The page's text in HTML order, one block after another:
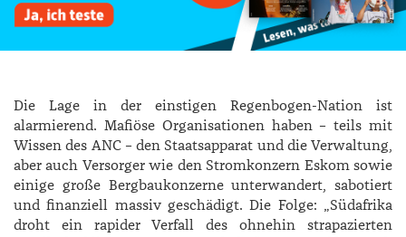
Die Lage in der einstigen Regenbogen-Nation ist
alarmierend. Mafiöse Organisationen haben – teils mit
Wissen des ANC – den Staatsapparat und die Verwaltung,
aber auch Versorger wie den Stromkonzern Eskom sowie
einige große Bergbaukonzerne unterwandert, sabotiert
und finanziell massiv geschädigt. Die Folge: „Südafrika
droht ein rapider Verfall des ohnehin strapazierten